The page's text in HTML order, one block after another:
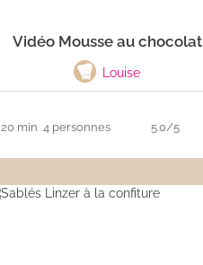
Vidéo Mousse au chocolat
Louise
20 min 4 personnes 5.0/5